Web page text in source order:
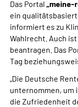
Das Portal „meine-
ein
informiert es zu
Wahlrecht. Auch
beantragen. Das
Tag
„Die Deutsche
unternommen, um
die Zufriedenheit